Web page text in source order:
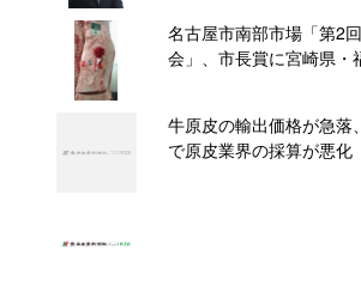
名古屋市南部市場「第2
会」、市長賞に宮崎県・
牛原皮の輸出価格が急落
で原皮業界の採算が悪化